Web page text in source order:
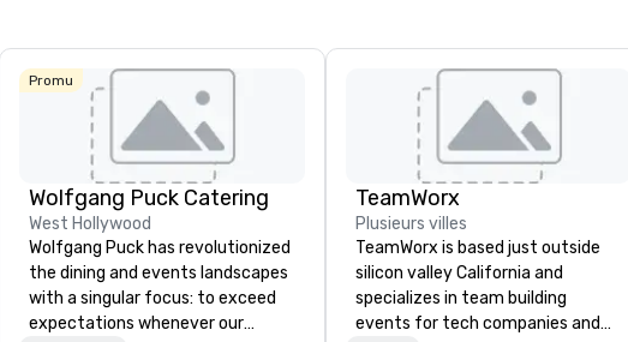
Promu
Wolfgang Puck Catering
West Hollywood
Wolfgang Puck has revolutionized
the dining and events landscapes
with a singular focus: to exceed
expectations whenever our
TeamWorx
Plusieurs villes
TeamWorx is based just outside
silicon valley California and
specializes in team building
events for tech companies and